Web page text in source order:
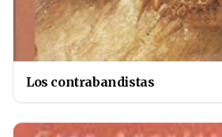
Los contrabandistas